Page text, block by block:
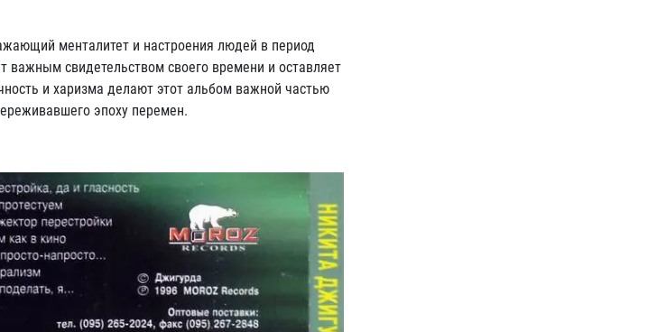
менталитет и настроения людей в период
важным свидетельством своего времени и оставляет
и харизма делают этот альбом важной частью
эпоху перемен.